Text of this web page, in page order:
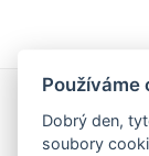
Rychlé
Používáme
Dobrý den,
soubory